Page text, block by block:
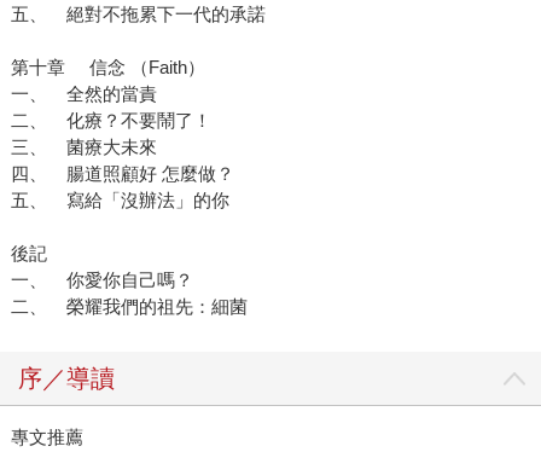
五、 絕對不拖累下一代的承諾
第十章 信念 （Faith）
一、 全然的當責
二、 化療？不要鬧了！
三、 菌療大未來
四、 腸道照顧好 怎麼做？
五、 寫給「沒辦法」的你
後記
一、 你愛你自己嗎？
二、 榮耀我們的祖先：細菌
序／導讀
專文推薦